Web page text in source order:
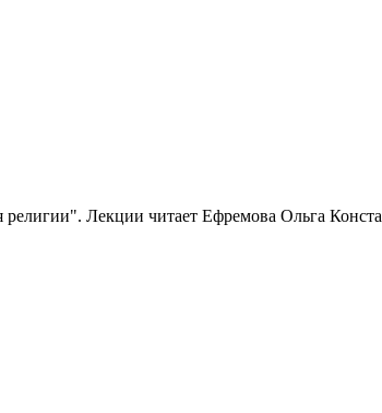
Лекции читает Ефремова Ольга